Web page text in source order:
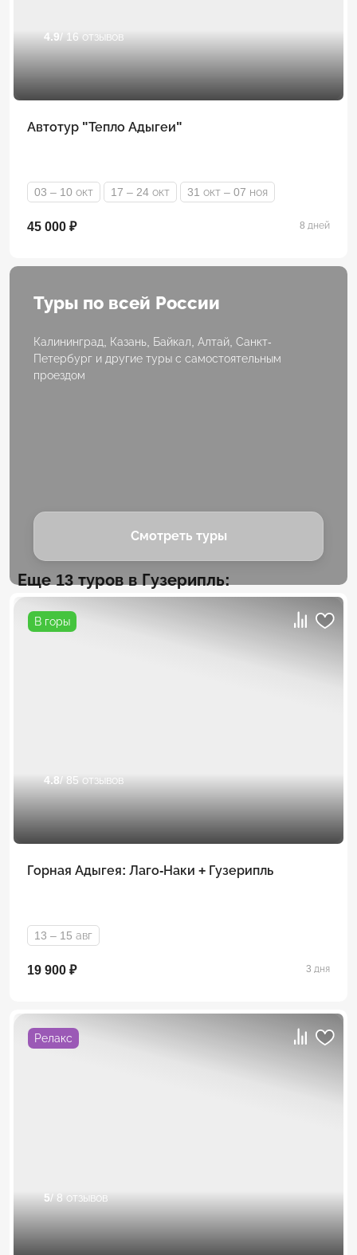
4.9 / 16 отзывов
Автотур "Тепло Адыгеи"
03 – 10 окт 17 – 24 окт 31 окт – 07 ноя
45 000 ₽ 8 дней
Туры по всей России
Калининград, Казань, Байкал, Алтай, Санкт-
Петербург и другие туры с самостоятельным
проездом
Смотреть туры
Еще 13 туров в Гузерипль:
В горы
4.8/ 85 отзывов
Горная Адыгея: Лаго-Наки + Гузерипль
13 – 15 авг
19 900 ₽ 3 дня
Релакс
5/ 8 отзывов